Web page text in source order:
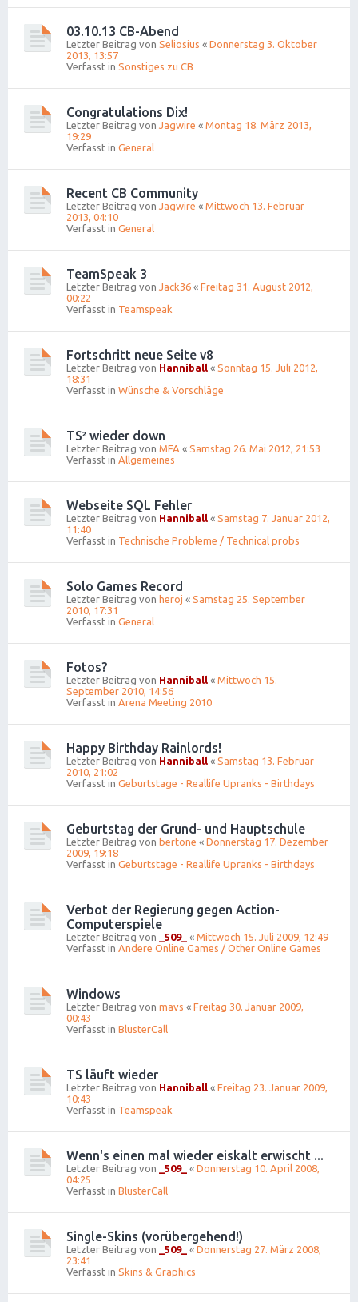
03.10.13 CB-Abend
Letzter Beitrag von Seliosius « Donnerstag 3. Oktober
2013, 13:57
Verfasst in Sonstiges zu CB
Congratulations Dix!
Letzter Beitrag von Jagwire « Montag 18. März 2013,
19:29
Verfasst in General
Recent CB Community
Letzter Beitrag von Jagwire « Mittwoch 13. Februar
2013, 04:10
Verfasst in General
TeamSpeak 3
Letzter Beitrag von Jack36 « Freitag 31. August 2012,
00:22
Verfasst in Teamspeak
Fortschritt neue Seite v8
Letzter Beitrag von Hanniball « Sonntag 15. Juli 2012,
18:31
Verfasst in Wünsche & Vorschläge
TS² wieder down
Letzter Beitrag von MFA « Samstag 26. Mai 2012, 21:53
Verfasst in Allgemeines
Webseite SQL Fehler
Letzter Beitrag von Hanniball « Samstag 7. Januar 2012,
11:40
Verfasst in Technische Probleme / Technical probs
Solo Games Record
Letzter Beitrag von heroj « Samstag 25. September
2010, 17:31
Verfasst in General
Fotos?
Letzter Beitrag von Hanniball « Mittwoch 15.
September 2010, 14:56
Verfasst in Arena Meeting 2010
Happy Birthday Rainlords!
Letzter Beitrag von Hanniball « Samstag 13. Februar
2010, 21:02
Verfasst in Geburtstage - Reallife Upranks - Birthdays
Geburtstag der Grund- und Hauptschule
Letzter Beitrag von bertone « Donnerstag 17. Dezember
2009, 19:18
Verfasst in Geburtstage - Reallife Upranks - Birthdays
Verbot der Regierung gegen Action-
Computerspiele
Letzter Beitrag von _509_ « Mittwoch 15. Juli 2009, 12:49
Verfasst in Andere Online Games / Other Online Games
Windows
Letzter Beitrag von mavs « Freitag 30. Januar 2009,
00:43
Verfasst in BlusterCall
TS läuft wieder
Letzter Beitrag von Hanniball « Freitag 23. Januar 2009,
10:43
Verfasst in Teamspeak
Wenn's einen mal wieder eiskalt erwischt ...
Letzter Beitrag von _509_ « Donnerstag 10. April 2008,
04:25
Verfasst in BlusterCall
Single-Skins (vorübergehend!)
Letzter Beitrag von _509_ « Donnerstag 27. März 2008,
23:41
Verfasst in Skins & Graphics